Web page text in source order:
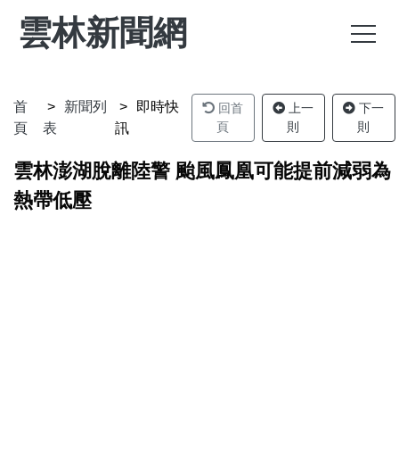
雲林新聞網
首
頁
新聞列
表
即時快
訊
回首
頁
上一
則
下一
則
雲林澎湖脫離陸警 颱風鳳凰可能提前減弱為
熱帶低壓